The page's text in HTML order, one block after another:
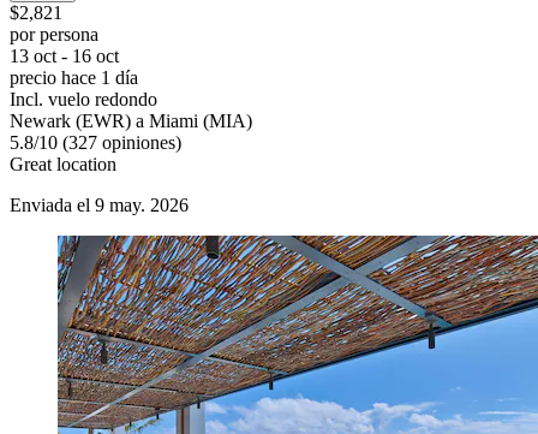
$2,821
por persona
13 oct - 16 oct
precio hace 1 día
Incl. vuelo redondo
Newark (EWR) a Miami (MIA)
5.8/10 (327 opiniones)
Great location
Enviada el 9 may. 2026